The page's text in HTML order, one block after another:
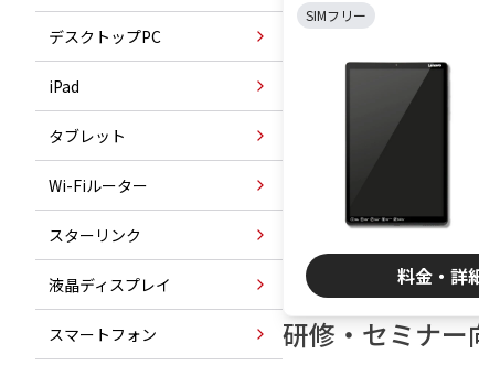
デスクトップPC
iPad
タブレット
Wi-Fiルーター
スターリンク
液晶ディスプレイ
スマートフォン
SIMフリー
料金・詳
研修・セミナー